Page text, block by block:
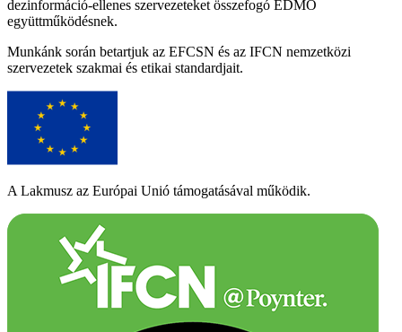
dezinformáció-ellenes szervezeteket összefogó EDMO
együttműködésnek.
Munkánk során betartjuk az EFCSN és az IFCN nemzetközi
szervezetek szakmai és etikai standardjait.
A Lakmusz az Európai Unió támogatásával működik.